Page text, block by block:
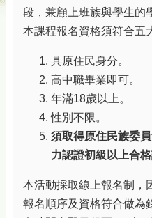
段，兼顧上班族與學生的
本課程報名資格須符合五
具原住民身分。
高中職畢業即可。
年滿18歲以上。
性別不限。
須取得原住民族委
力認證初級以上合
本活動採取線上報名制，
報名順序及資格符合做為